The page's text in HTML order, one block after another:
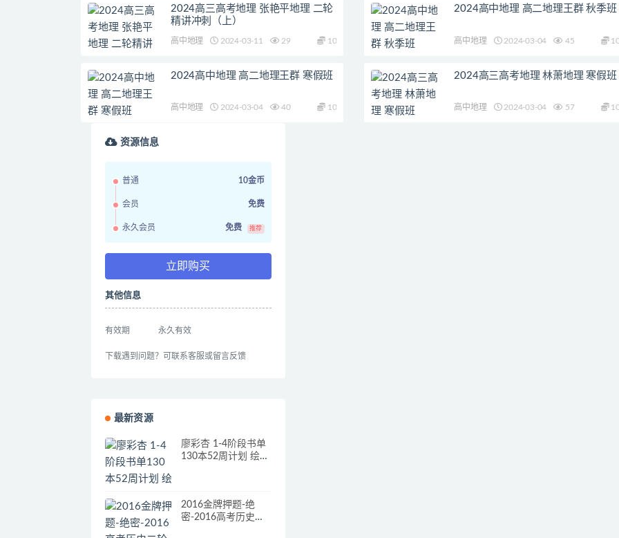
2024高三高考地理 张艳平地理 二轮
精讲冲刺（上）
高中地理 2024-03-11 29 10
2024高中地理 高二地理王群 秋季班
高中地理 2024-03-04 45
2024高中地理 高二地理王群 寒假班
高中地理 2024-03-04 40 10
2024高三高考地理 林萧地理 寒假班
高中地理 2024-03-04 57
资源信息
普通 10金币
会员 免费
永久会员 免费 推荐
立即购买
其他信息
有效期 永久有效
下载遇到问题？可联系客服或留言反馈
最新资源
廖彩杏 1-4阶段书单
130本52周计划 绘本
2016金牌押题-绝
密-2016高考历史二